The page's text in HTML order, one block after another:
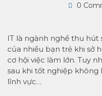
0
IT là ngành nghề thu hút
của nhiều bạn trẻ khi sở
cơ hội việc làm lớn. Tuy
sau khi tốt nghiệp không
lĩnh vực…